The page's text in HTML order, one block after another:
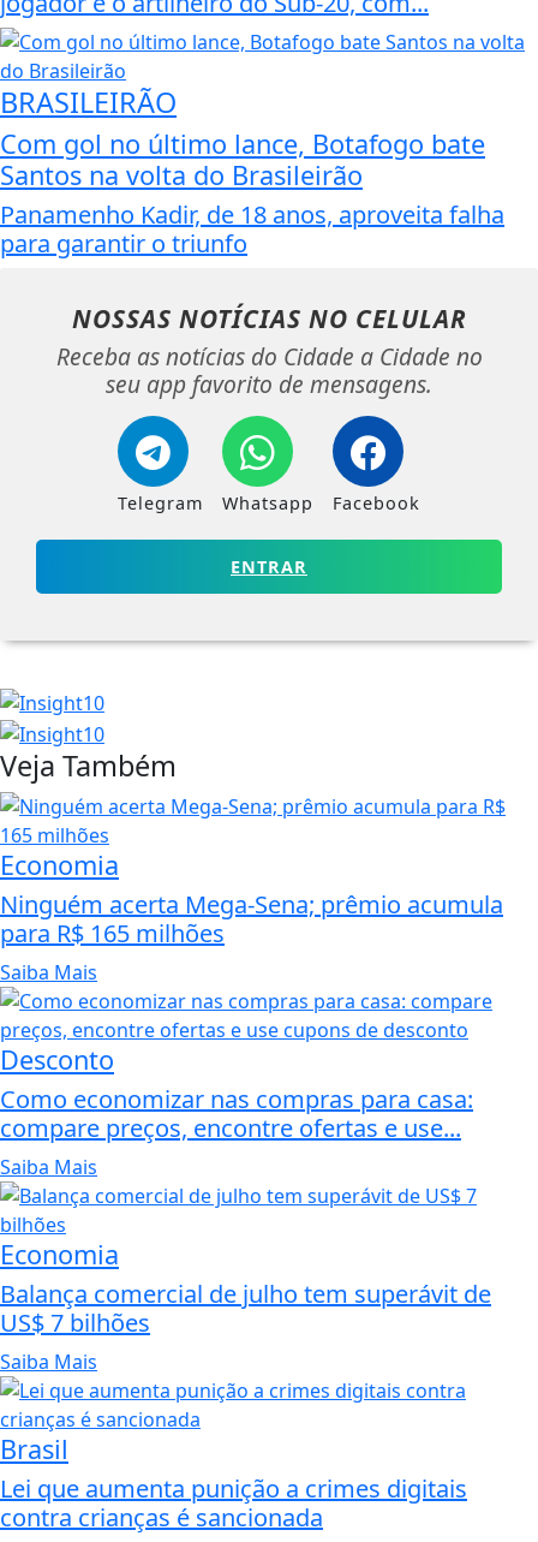
BRASILEIRÃO
Com gol no último lance, Botafogo bate
Santos na volta do Brasileirão
Panamenho Kadir, de 18 anos, aproveita falha
para garantir o triunfo
NOSSAS NOTÍCIAS NO CELULAR
Receba as notícias do Cidade a Cidade no
seu app favorito de mensagens.
Telegram Whatsapp Facebook
ENTRAR
Veja Também
Economia
Ninguém acerta Mega-Sena; prêmio acumula
para R$ 165 milhões
Saiba Mais
Desconto
Como economizar nas compras para casa:
compare preços, encontre ofertas e use...
Saiba Mais
Economia
Balança comercial de julho tem superávit de
US$ 7 bilhões
Saiba Mais
Brasil
Lei que aumenta punição a crimes digitais
contra crianças é sancionada